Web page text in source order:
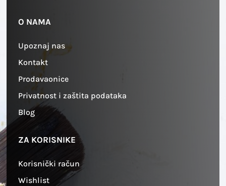
O NAMA
Upoznaj nas
Kontakt
Prodavaonice
Privatnost i zaštita podataka
Blog
ZA KORISNIKE
Korisnički račun
Wishlist